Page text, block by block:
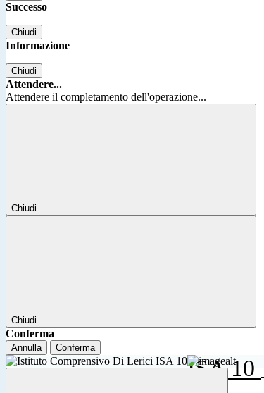
Successo
Chiudi
Informazione
Chiudi
Attendere...
Attendere il completamento dell'operazione...
Chiudi
Chiudi
Conferma
Annulla Conferma
ISA 10